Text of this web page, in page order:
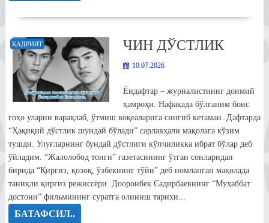
ҚАДРИЯТ ЧИН ДЎСТЛИК
10.07.2026
Ёндафтар – журналистнинг доимий
ҳамроҳи. Нафақада бўлганим боис
гоҳо уларни варақлаб, ўтмиш воқеаларига сингиб кетаман. Дафтарда
“Ҳақиқий дўстлик шундай бўлади” сарлавҳали мақолага кўзим
тушди. Улуғларнинг бундай дўстлиги кўпчиликка ибрат бўлар деб
ўйладим. “Жалолобод тонги” газетасининг ўтган сонларидан
бирида “Қирғиз, қозоқ, ўзбекнинг тўйи” деб номланган мақолада
таниқли қирғиз режиссёри Дооронбек Садирбаевнинг “Муҳаббат
достони” фильмининг суратга олиниш тарихи...
БАТАФСИЛ..